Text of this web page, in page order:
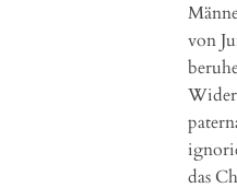
von
das